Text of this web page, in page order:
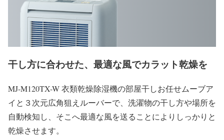
干し方に合わせた、最適な風でカラット乾燥を
MJ-M120TX-W 衣類乾燥除湿機の部屋干しお任せムーブア
イと３次元広角狙えルーバーで、洗濯物の干し方や場所を
自動検知し、そこへ最適な風を送ることによりしっかりと
乾燥させます。